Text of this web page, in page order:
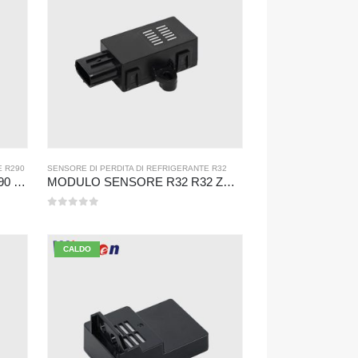
R290
MODULO SENSORE R290 R290 ZRT510-Sensore refrigerante NDIR ad alte prestazioni
SENSORE DI PERDITA DI REFRIGERANTE R32
MODULO SENSORE R32 R32 ZRT510-Sensore refrigerante NDIR ad alte prestazioni
CALDO